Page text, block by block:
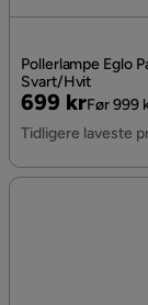
Pollerlampe Eglo
Svart/Hvit
Pris
699 kr
Original
Pris
Før 999
Tidligere laveste